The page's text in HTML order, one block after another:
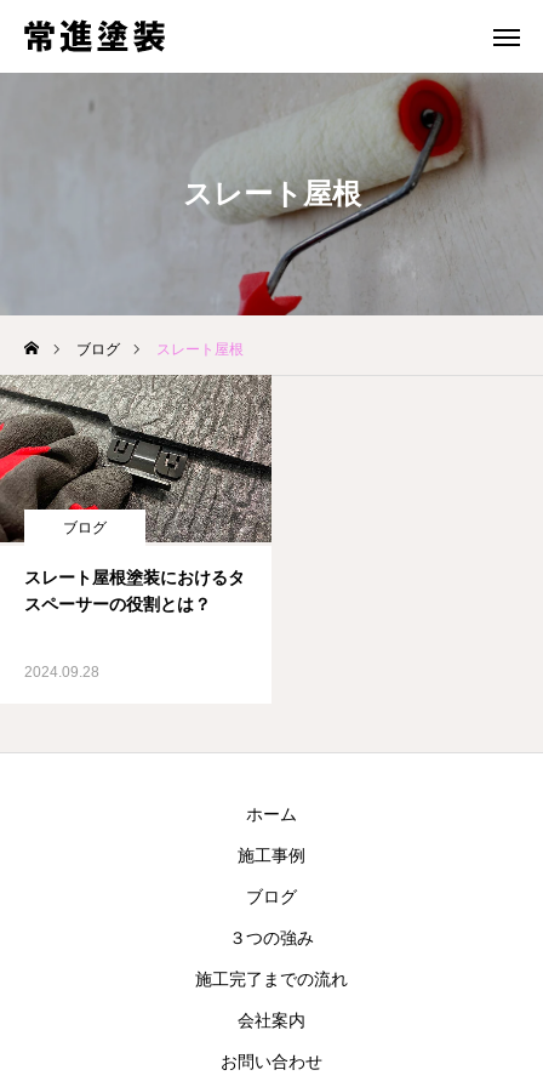
スレート屋根
ブログ スレート屋根
ブログ
スレート屋根塗装におけるタ
スペーサーの役割とは？
2024.09.28
ホーム
施工事例
ブログ
３つの強み
施工完了までの流れ
会社案内
お問い合わせ
メール 問合せ
３つの強み
会社案内
お問い合わせ